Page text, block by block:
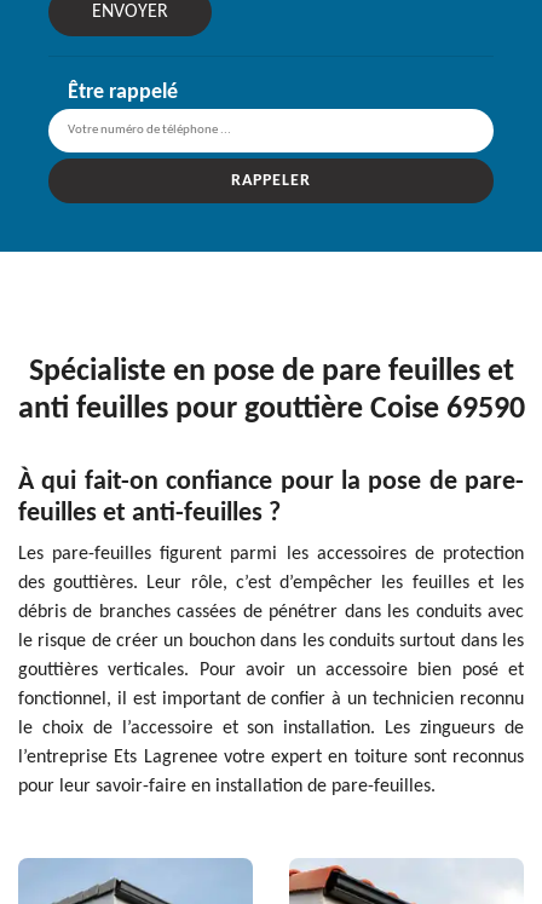
Être rappelé
Spécialiste en pose de pare feuilles et
anti feuilles pour gouttière Coise 69590
À qui fait-on confiance pour la pose de pare-
feuilles et anti-feuilles ?
Les pare-feuilles figurent parmi les accessoires de protection
des gouttières. Leur rôle, c’est d’empêcher les feuilles et les
débris de branches cassées de pénétrer dans les conduits avec
le risque de créer un bouchon dans les conduits surtout dans les
gouttières verticales. Pour avoir un accessoire bien posé et
fonctionnel, il est important de confier à un technicien reconnu
le choix de l’accessoire et son installation. Les zingueurs de
l’entreprise Ets Lagrenee votre expert en toiture sont reconnus
pour leur savoir-faire en installation de pare-feuilles.